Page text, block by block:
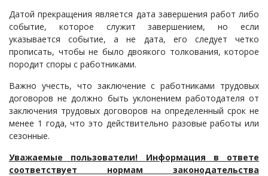
Датой прекращения является дата завершения работ либо
событие, которое служит завершением, но если
указывается событие, а не дата, его следует четко
прописать, чтобы не было двоякого толкования, которое
породит споры с работниками.
Важно учесть, что заключение с работниками трудовых
договоров не должно быть уклонением работодателя от
заключения трудовых договоров на определенный срок не
менее 1 года, что это действительно разовые работы или
сезонные.
Уважаемые пользователи! Информация в ответе
соответствует нормам законодательства